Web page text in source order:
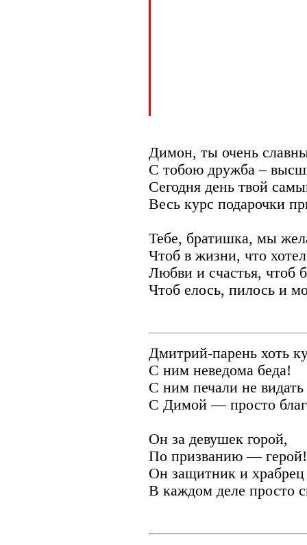
Димон, ты очень
С тобою дружба –
Сегодня день твой
Весь курс подарочки
Тебе, братишка, мы
Чтоб в жизни, что
Любви и счастья, чтоб
Чтоб елось, пилось и
Дмитрий-парень хоть
С ним неведома беда!
С ним печали не видать
С Димой — просто
Он за девушек горой,
По призванию — герой!
Он защитник и храбрец
В каждом деле просто